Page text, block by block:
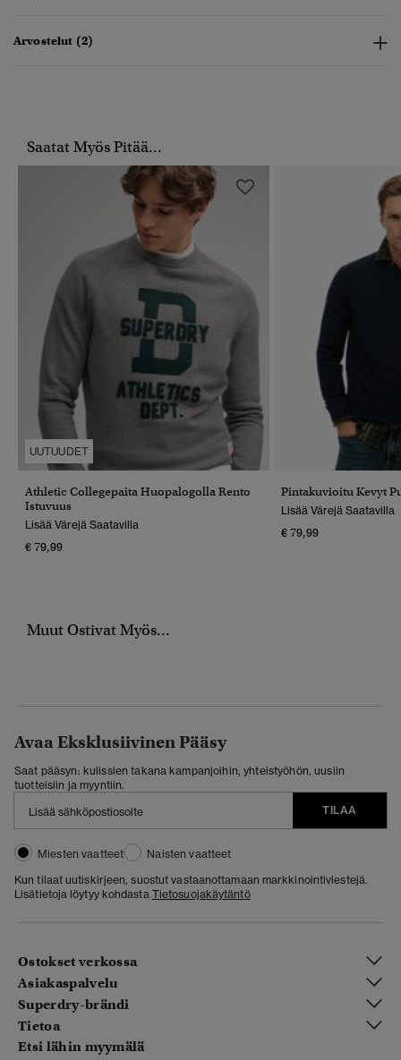
Arvostelut (2)
Saatat Myös Pitää...
UUTUUDET
Athletic Collegepaita Huopalogolla Rento
Istuvuus
Lisää Värejä Saatavilla
€ 79,99
Pintakuvioitu Kevyt
Lisää Värejä Saatavilla
€ 79,99
Muut Ostivat Myös...
Avaa Eksklusiivinen Pääsy
Saat pääsyn: kulissien takana kampanjoihin, yhteistyöhön, uusiin
tuotteisiin ja myyntiin.
TILAA
Miesten vaatteet
Naisten vaatteet
Kun tilaat uutiskirjeen, suostut vastaanottamaan markkinointiviestejä.
Lisätietoja löytyy kohdasta Tietosuojakäytäntö
Ostokset verkossa
Asiakaspalvelu
Superdry-brändi
Tietoa
Etsi lähin myymälä